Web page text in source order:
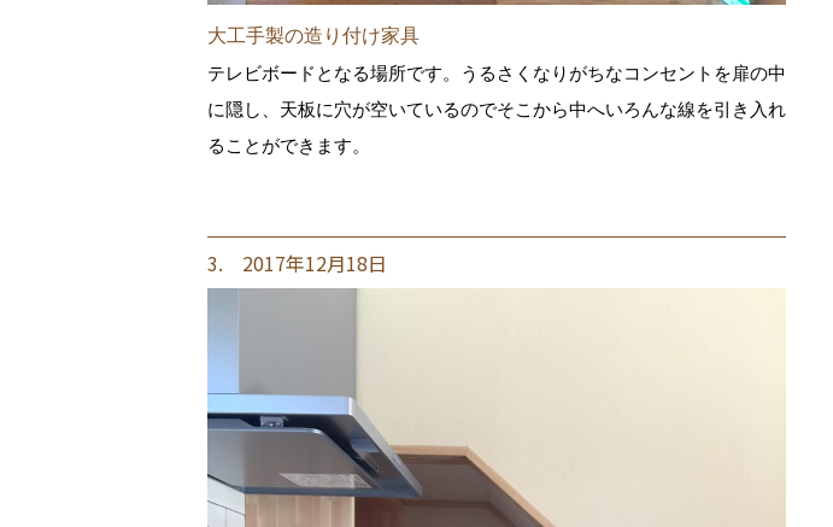
大工手製の造り付け家具
テレビボードとなる場所です。うるさくなりがちなコンセントを扉の中
に隠し、天板に穴が空いているのでそこから中へいろんな線を引き入れ
ることができます。
3. 2017年12月18日